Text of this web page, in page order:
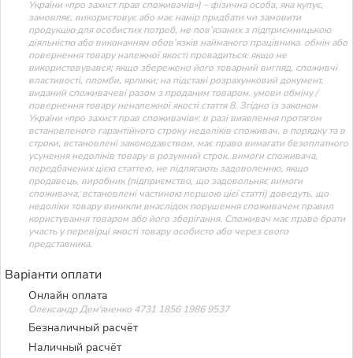
України «про захист прав споживачів») – фізична особа, яка купує,
замовляє, використовує або має намір придбати чи замовити
продукцію для особистих потреб, не пов’язаних з підприємницькою
діяльністю або виконанням обов’язків найманого працівника. обмін або
повернення товару належної якості провадиться: якщо не
використовувався; якщо збережено його товарний вигляд, споживчі
властивості, пломби, ярлики; на підставі розрахунковий документ,
виданий споживачеві разом з проданим товаром. умови обміну /
повернення товару неналежної якості стаття 8. Згідно із законом
України «про захист прав споживачів»: в разі виявлення протягом
встановленого гарантійного строку недоліків споживач, в порядку та в
строки, встановлені законодавством, має право вимагати безоплатного
усунення недоліків товару в розумний строк. вимоги споживача,
передбачених цією статтею, не підлягають задоволенню, якщо
продавець, виробник (підприємство, що задовольняє вимоги
споживача, встановлені частиною першою цієї статті) доведуть, що
недоліки товару виникли внаслідок порушення споживачем правил
користування товаром або його зберігання. Споживач має право брати
участь у перевірці якості товару особисто або через свого
представника.
Варіанти оплати
Онлайн оплата
Олександр Дем'яненко 4731 1856 1986 9537
Безналичный расчёт
Наличный расчёт